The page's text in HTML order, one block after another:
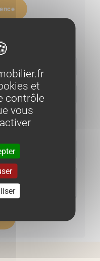
et
contrôle
vous